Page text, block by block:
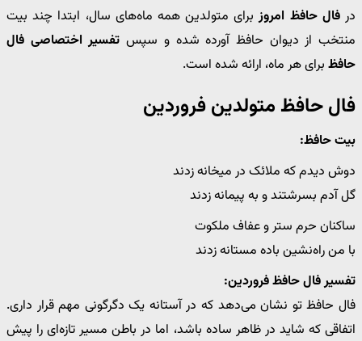
درفال حافظ امروزبرای متولدین همه ماه‌های سال، ابتدا چند بیت
منتخب از دیوان حافظ آورده شده و سپس تفسیر اختصاصی فال
حافظ برای هر ماه، ارائه شده است.
فال حافظ متولدین فروردین
بیت حافظ:
دوش دیدم که ملائک در میخانه زدند
گل آدم بسرشتند و به پیمانه زدند
ساکنان حرم ستر و عفاف ملکوت
با من راه‌نشین باده مستانه زدند
تفسیر فال حافظ فروردین:
فال حافظ تو نشان می‌دهد که در آستانه یک دگرگونی مهم قرار داری.
اتفاقی که شاید در ظاهر ساده باشد، اما در باطن مسیر تازه‌ای را پیش